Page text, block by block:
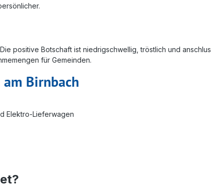
positive Botschaft ist niedrigschwellig, tröstlich und
für Gemeinden.
Birnbach
Elektro-Lieferwagen